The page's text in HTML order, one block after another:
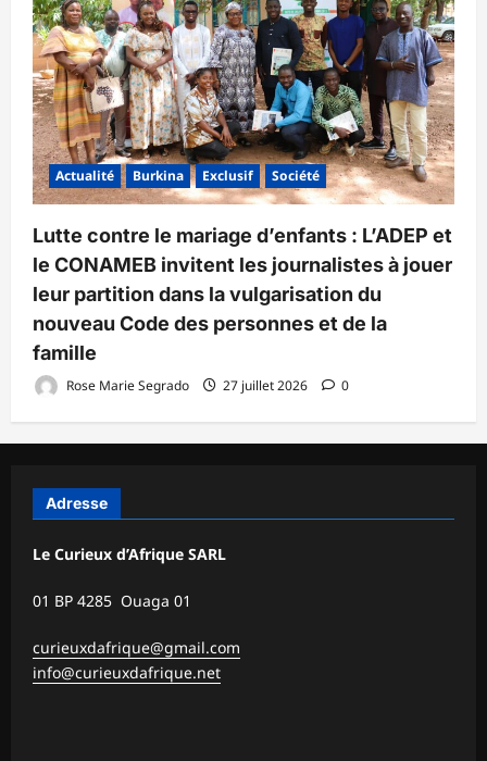
Actualité Burkina Exclusif Société
Lutte contre le mariage d’enfants : L’ADEP et
le CONAMEB invitent les journalistes à jouer
leur partition dans la vulgarisation du
nouveau Code des personnes et de la
famille
Rose Marie Segrado 27 juillet 2026 0
Adresse
Le Curieux d’Afrique SARL
01 BP 4285 Ouaga 01
curieuxdafrique@gmail.com
info@curieuxdafrique.net